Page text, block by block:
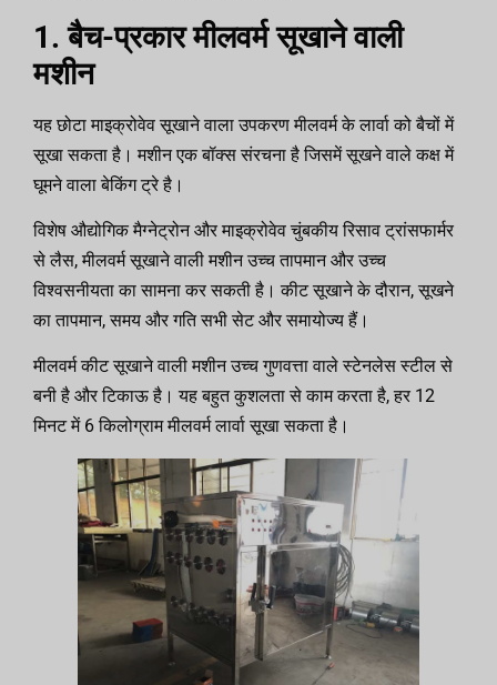
1. बैच-प्रकार मीलवर्म सूखाने वाली
मशीन
यह छोटा माइक्रोवेव सूखाने वाला उपकरण मीलवर्म के लार्वा को बैचों में
सूखा सकता है। मशीन एक बॉक्स संरचना है जिसमें सूखने वाले कक्ष में
घूमने वाला बेकिंग ट्रे है।
विशेष औद्योगिक मैग्नेट्रोन और माइक्रोवेव चुंबकीय रिसाव ट्रांसफार्मर
से लैस, मीलवर्म सूखाने वाली मशीन उच्च तापमान और उच्च
विश्वसनीयता का सामना कर सकती है। कीट सूखाने के दौरान, सूखने
का तापमान, समय और गति सभी सेट और समायोज्य हैं।
मीलवर्म कीट सूखाने वाली मशीन उच्च गुणवत्ता वाले स्टेनलेस स्टील से
बनी है और टिकाऊ है। यह बहुत कुशलता से काम करता है, हर 12
मिनट में 6 किलोग्राम मीलवर्म लार्वा सूखा सकता है।